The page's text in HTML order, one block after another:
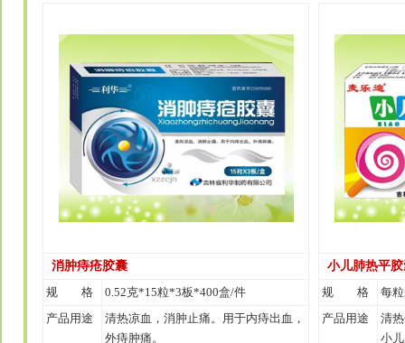
消肿痔疮胶囊
规 格
0.52克*15粒*3板*400盒/件
产品用途
清热凉血，消肿止痛。用于内痔出血，
外痔肿痛。
小儿肺热平
规 格
每
产品用途
清
小